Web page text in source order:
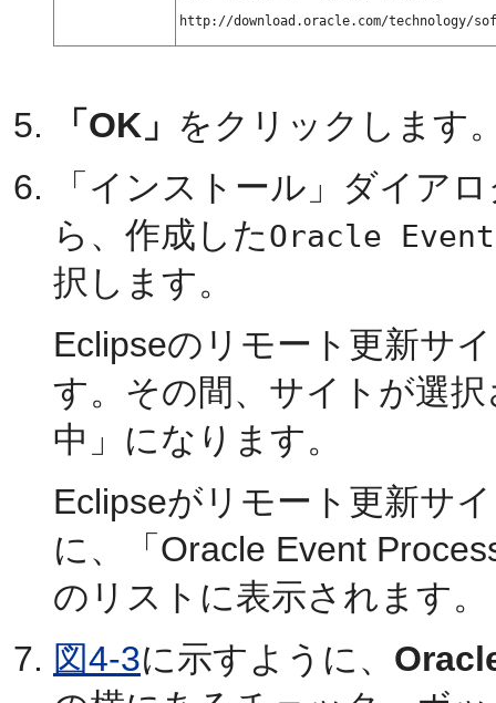
「OK」 をクリックします
「インストール」ダイア
ら、作成したOracle
択します。
Eclipseのリモート更新サ
す。その間、サイトが選
中」になります。
Eclipseがリモート更新サ
に、「Oracle Event
のリストに表示されます。
図4-3に示すように、